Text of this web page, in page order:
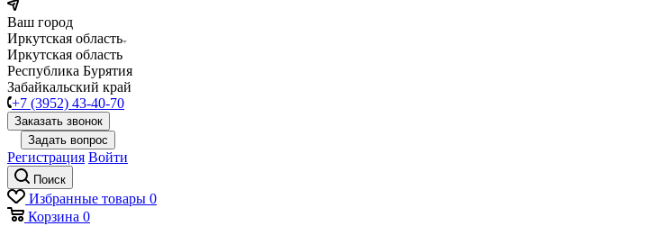
Ваш город
Иркутская область
Иркутская область
Республика Бурятия
Забайкальский край
+7 (3952) 43-40-70
Заказать звонок
Задать вопрос
Регистрация Войти
Поиск
Избранные товары 0
Корзина 0